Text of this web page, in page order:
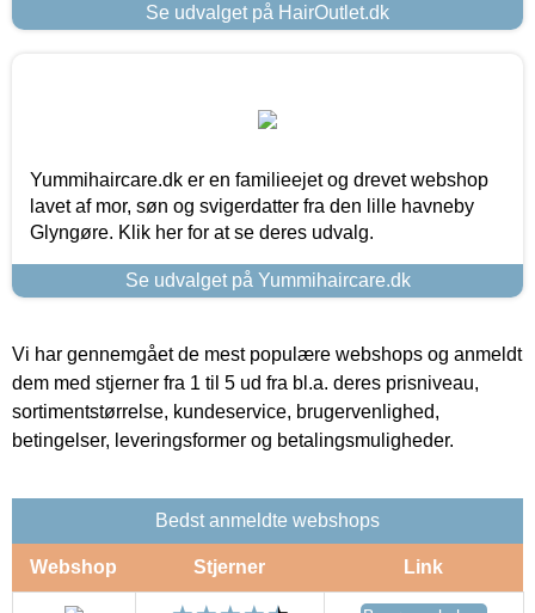
Se udvalget på HairOutlet.dk
Yummihaircare.dk er en familieejet og drevet webshop
lavet af mor, søn og svigerdatter fra den lille havneby
Glyngøre. Klik her for at se deres udvalg.
Se udvalget på Yummihaircare.dk
Vi har gennemgået de mest populære webshops og anmeldt
dem med stjerner fra 1 til 5 ud fra bl.a. deres prisniveau,
sortimentstørrelse, kundeservice, brugervenlighed,
betingelser, leveringsformer og betalingsmuligheder.
Bedst anmeldte webshops
Webshop Stjerner Link